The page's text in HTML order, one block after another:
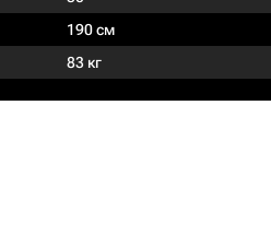
190 см
83 кг